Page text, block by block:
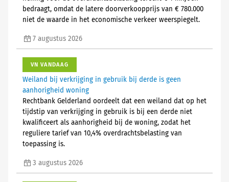
bedraagt, omdat de latere doorverkoopprijs van € 780.000
niet de waarde in het economische verkeer weerspiegelt.
7 augustus 2026
VN VANDAAG
Weiland bij verkrijging in gebruik bij derde is geen
aanhorigheid woning
Rechtbank Gelderland oordeelt dat een weiland dat op het
tijdstip van verkrijging in gebruik is bij een derde niet
kwalificeert als aanhorigheid bij de woning, zodat het
reguliere tarief van 10,4% overdrachtsbelasting van
toepassing is.
3 augustus 2026